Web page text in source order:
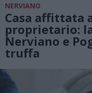
NERVIANO
Casa affittata
proprietario:
Nerviano e
truffa